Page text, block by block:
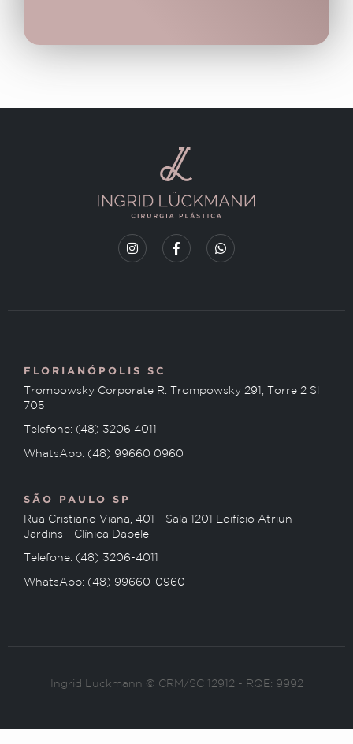
FLORIANÓPOLIS SC
Trompowsky Corporate R. Trompowsky 291, Torre 2 Sl
705
Telefone: (48) 3206 4011
WhatsApp: (48) 99660 0960
SÃO PAULO SP
Rua Cristiano Viana, 401 - Sala 1201 Edifício Atriun
Jardins - Clínica Dapele
Telefone: (48) 3206-4011
WhatsApp: (48) 99660-0960
Ingrid Luckmann © CRM/SC 12912 - RQE: 9992